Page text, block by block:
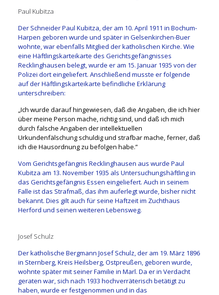
Paul Kubitza
Der Schneider Paul Kubitza, der am 10. April 1911 in Bochum-
Harpen geboren wurde und später in Gelsenkirchen-Buer
wohnte, war ebenfalls Mitglied der katholischen Kirche. Wie
eine Häftlingskarteikarte des Gerichtsgefängnisses
Recklinghausen belegt, wurde er am 15. Januar 1935 von der
Polizei dort eingeliefert. Anschließend musste er folgende
auf der Häftlingskarteikarte befindliche Erklärung
unterschreiben:
„Ich wurde darauf hingewiesen, daß die Angaben, die ich hier
über meine Person mache, richtig sind, und daß ich mich
durch falsche Angaben der intellektuellen
Urkundenfälschung schuldig und strafbar mache, ferner, daß
ich die Hausordnung zu befolgen habe.”
Vom Gerichtsgefängnis Recklinghausen aus wurde Paul
Kubitza am 13. November 1935 als Untersuchungshäftling in
das Gerichtsgefängnis Essen eingeliefert. Auch in seinem
Falle ist das Strafmaß, das ihm auferlegt wurde, bisher nicht
bekannt. Dies gilt auch für seine Haftzeit im Zuchthaus
Herford und seinen weiteren Lebensweg.
Josef Schulz
Der katholische Bergmann Josef Schulz, der am 19. März 1896
in Sternberg, Kreis Heilsberg, Ostpreußen, geboren wurde,
wohnte später mit seiner Familie in Marl. Da er in Verdacht
geraten war, sich nach 1933 hochverräterisch betätigt zu
haben, wurde er festgenommen und in das